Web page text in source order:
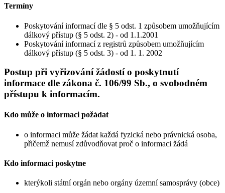
Termíny
Poskytování informací dle § 5 odst. 1 způsobem umožňujícím
dálkový přístup (§ 5 odst. 2) - od 1.1.2001
Poskytování informací z registrů způsobem umožňujícím
dálkový přístup (§ 5 odst. 3) - od 1. 1. 2002
Postup při vyřizování žádostí o poskytnutí
informace dle zákona č. 106/99 Sb., o svobodném
přístupu k informacím.
Kdo může o informaci požádat
o informaci může žádat každá fyzická nebo právnická osoba,
přičemž nemusí zdůvodňovat proč o informaci žádá
Kdo informaci poskytne
kterýkoli státní orgán nebo orgány územní samosprávy (obce)